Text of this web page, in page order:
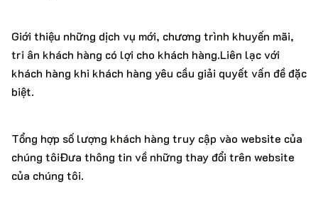
Giới thiệu những dịch vụ mới, chương trình khuyến mãi,
tri ân khách hàng có lợi cho khách hàng.Liên lạc với
khách hàng khi khách hàng yêu cầu giải quyết vấn đề đặc
biệt.
Tổng hợp số lượng khách hàng truy cập vào website của
chúng tôiĐưa thông tin về những thay đổi trên website
của chúng tôi.